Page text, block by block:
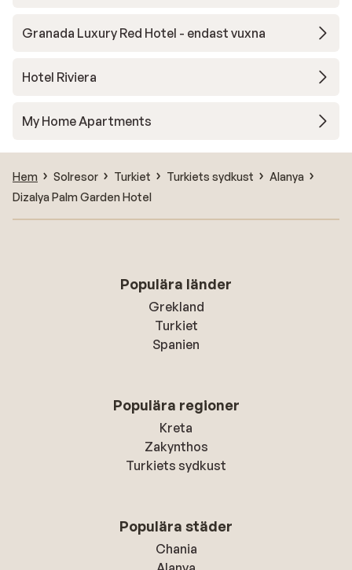
Granada Luxury Red Hotel - endast vuxna
Hotel Riviera
My Home Apartments
Hem Solresor Turkiet Turkiets sydkust
Alanya
Dizalya Palm Garden Hotel
Populära länder
Grekland
Turkiet
Spanien
Populära regioner
Kreta
Zakynthos
Turkiets sydkust
Populära städer
Chania